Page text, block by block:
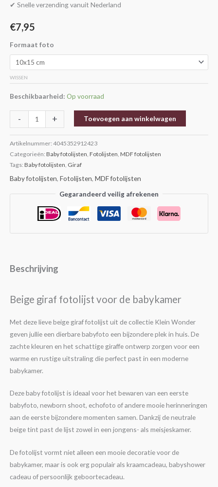
✔ Snelle verzending vanuit Nederland
€7,95
Formaat foto
WISSEN
Beschikbaarheid: Op voorraad
- + Toevoegen aan winkelwagen
Artikelnummer: 4045352912423
Categorieën: Baby fotolijsten Fotolijsten MDF fotolijsten
Tags: Baby fotolijsten Giraf
Baby fotolijsten, Fotolijsten, MDF fotolijsten
Gegarandeerd veilig afrekenen
Beschrijving
Beige giraf fotolijst voor de babykamer
Met deze lieve beige giraf fotolijst uit de collectie Klein Wonder
geven jullie een dierbare babyfoto een bijzondere plek in huis. De
zachte kleuren en het schattige giraffe ontwerp zorgen voor een
warme en rustige uitstraling die perfect past in een moderne
babykamer.
Deze baby fotolijst is ideaal voor het bewaren van een eerste
babyfoto, newborn shoot, echofoto of andere mooie herinneringen
aan de eerste bijzondere momenten samen. Dankzij de neutrale
beige tint past de lijst zowel in een jongens- als meisjeskamer.
De fotolijst vormt niet alleen een mooie decoratie voor de
babykamer, maar is ook erg populair als kraamcadeau, babyshower
cadeau of persoonlijk geboortecadeau.